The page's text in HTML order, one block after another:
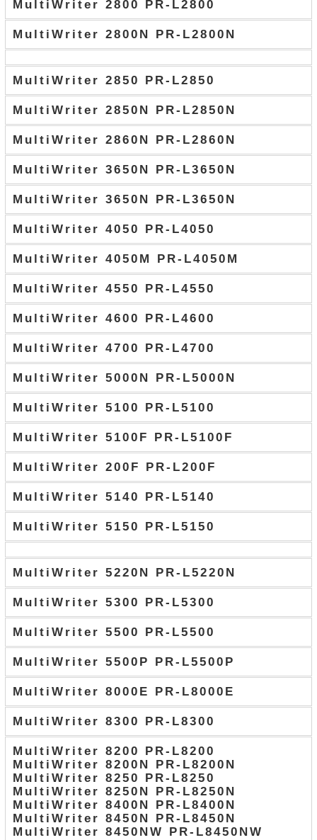
MultiWriter 2800 PR-L2800
MultiWriter 2800N PR-L2800N
MultiWriter 2850 PR-L2850
MultiWriter 2850N PR-L2850N
MultiWriter 2860N PR-L2860N
MultiWriter 3650N PR-L3650N
MultiWriter 3650N PR-L3650N
MultiWriter 4050 PR-L4050
MultiWriter 4050M PR-L4050M
MultiWriter 4550 PR-L4550
MultiWriter 4600 PR-L4600
MultiWriter 4700 PR-L4700
MultiWriter 5000N PR-L5000N
MultiWriter 5100 PR-L5100
MultiWriter 5100F PR-L5100F
MultiWriter 200F PR-L200F
MultiWriter 5140 PR-L5140
MultiWriter 5150 PR-L5150
MultiWriter 5220N PR-L5220N
MultiWriter 5300 PR-L5300
MultiWriter 5500 PR-L5500
MultiWriter 5500P PR-L5500P
MultiWriter 8000E PR-L8000E
MultiWriter 8300 PR-L8300
MultiWriter 8200 PR-L8200
MultiWriter 8200N PR-L8200N
MultiWriter 8250 PR-L8250
MultiWriter 8250N PR-L8250N
MultiWriter 8400N PR-L8400N
MultiWriter 8450N PR-L8450N
MultiWriter 8450NW PR-L8450NW